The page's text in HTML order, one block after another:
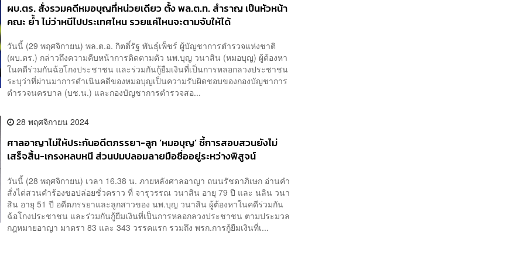
ผบ.ตร. สั่งรวมคดีหมอบุญที่หน่วยเดียว ตั้ง พล.ต.ท. สำราญ เป็นหัวหน้า
คณะ ย้ำ ไม่ว่าหนีไปประเทศไหน รวยแค่ไหนจะตามจับให้ได้
วันนี้ (29 พฤศจิกายน) พล.ต.อ. กิตติ์รัฐ พันธุ์เพ็ชร์ ผู้บัญชาการตำรวจแห่งชาติ
(ผบ.ตร.) กล่าวถึงความคืบหน้าการติดตามตัว นพ.บุญ วนาสิน (หมอบุญ) ผู้ต้องหา
ในคดีร่วมกันฉ้อโกงประชาชน และร่วมกันกู้ยืมเงินที่เป็นการหลอกลวงประชาชน
ระบุว่าที่ผ่านมาการดำเนินคดีของหมอบุญเป็นความรับผิดชอบของกองบัญชาการ
ตำรวจนครบาล (บช.น.) และกองบัญชาการตำรวจสอ...
28 พฤศจิกายน 2024
ศาลอาญาไม่ให้ประกันอดีตภรรยา-ลูก ‘หมอบุญ’ ชี้การสอบสวนยังไม่
เสร็จสิ้น-เกรงหลบหนี ส่วนปมปลอมลายมือชื่ออยู่ระหว่างพิสูจน์
วันนี้ (28 พฤศจิกายน) เวลา 16.38 น. ภายหลังศาลอาญา ถนนรัชดาภิเษก อ่านคำ
สั่งไต่สวนคำร้องขอปล่อยชั่วคราว ที่ จารุวรรณ วนาสิน อายุ 79 ปี และ นลิน วนา
สิน อายุ 51 ปี อดีตภรรยาและลูกสาวของ นพ.บุญ วนาสิน ผู้ต้องหาในคดีร่วมกัน
ฉ้อโกงประชาชน และร่วมกันกู้ยืมเงินที่เป็นการหลอกลวงประชาชน ตามประมวล
กฎหมายอาญา มาตรา 83 และ 343 วรรคแรก รวมถึง พรก.การกู้ยืมเงินที่เ...